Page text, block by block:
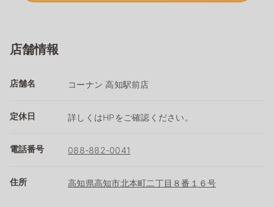
店舗情報
店舗名 コーナン 高知駅前店
定休日 詳しくはHPをご確認ください。
電話番号 088-882-0041
住所 高知県高知市北本町二丁目８番１６号